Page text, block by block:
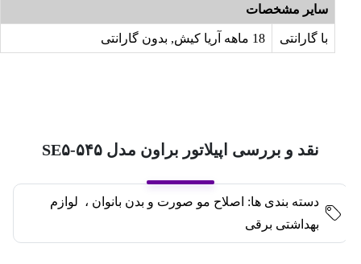
سایر مشخصات
با گارانتی
نقد و بررسی اپیلاتور براون مدل SE۵-۵۴۵
دسته بندی ها: اصلاح مو صورت و بدن بانوان ، لوازم
بهداشتی برقی